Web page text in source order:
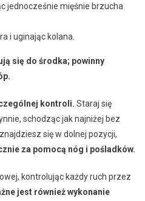
jednocześnie mięśnie brzucha
i uginając kolana.
się do środka; powinny
kontroli. Staraj się
schodząc jak najniżej bez
się w dolnej pozycji,
za pomocą nóg i pośladków.
kontrolując każdy ruch przez
jest również wykonanie